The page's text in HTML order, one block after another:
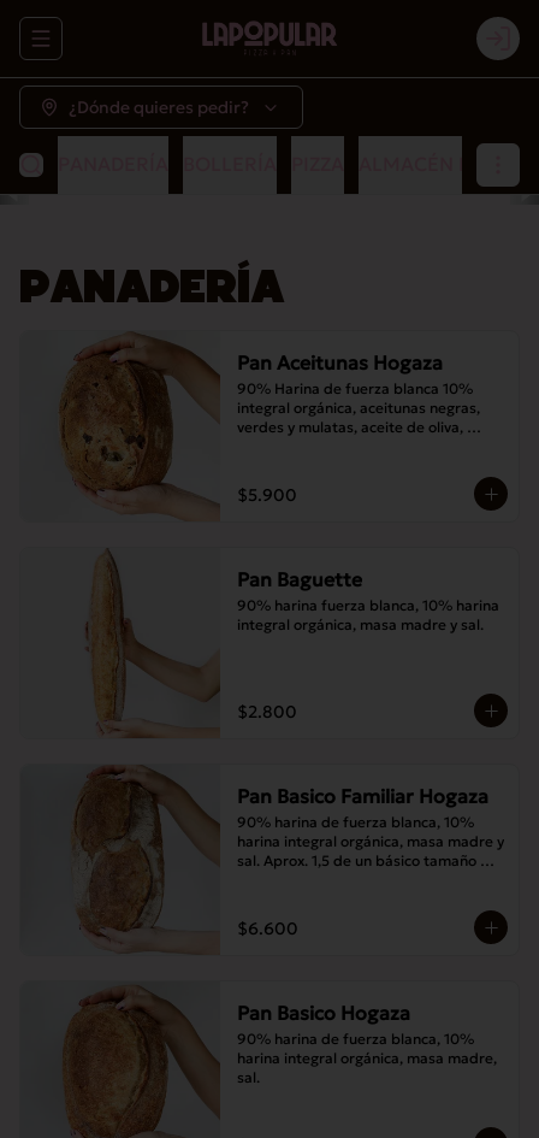
Abrir menu de navegación
¿Dónde quieres pedir?
PANADERÍA
Pan Aceitunas Hogaza
90% Harina de fuerza blanca 10%
integral orgánica, aceitunas negras,
verdes y mulatas, aceite de oliva,
$5.900
Pan Baguette
90% harina fuerza blanca, 10% harina
integral orgánica, masa madre y sal.
$2.800
Pan Basico Familiar Hogaza
90% harina de fuerza blanca, 10%
harina integral orgánica, masa madre y
sal. Aprox. 1,5 de un básico tamaño
$6.600
Pan Basico Hogaza
90% harina de fuerza blanca, 10%
harina integral orgánica, masa madre,
sal.